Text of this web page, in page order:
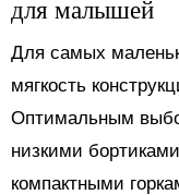
для малышей
Для самых
мягкость
Оптимальным
низкими
компактными